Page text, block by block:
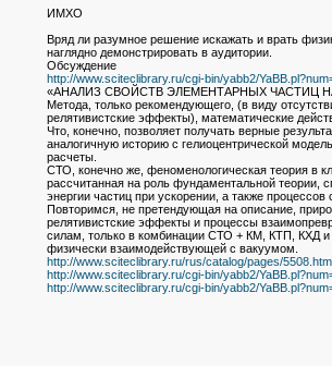
ИМХО
Вряд ли разумное решение искажать и врать
наглядно демонстрировать в аудитории.
Обсуждение
http://www.sciteclibrary.ru/cgi-bin/yabb2/
«АНАЛИЗ СВОЙСТВ ЭЛЕМЕНТАРНЫХ
Метода, только рекомендующего, (в виду
релятивистские эффекты), математические
Что, конечно, позволяет получать верные
аналогичную историю с гелиоцентрической
расчеты.
СТО, конечно же, феноменологическая теория в
рассчитанная на роль фундаментальной теории,
энергии частиц при ускорении, а также
Повторимся, не претендующая на описание,
релятивистские эффекты и процессы
силам, только в комбинации СТО + КМ, КТП, КХД и
физически взаимодействующей с вакуумом.
http://www.sciteclibrary.ru/rus/catalog/pages/
http://www.sciteclibrary.ru/cgi-bin/yabb2/
http://www.sciteclibrary.ru/cgi-bin/yabb2/